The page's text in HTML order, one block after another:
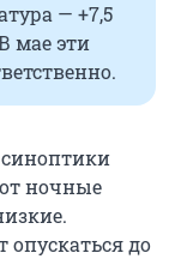
— +7,5
мае эти
ночные
опускаться до